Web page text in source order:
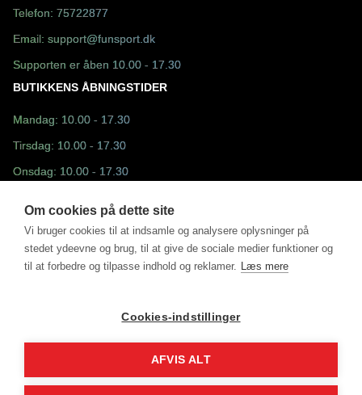
Telefon: 75722877
Email: support@funsport.dk
Supporten er åben 10.00 - 17.30
BUTIKKENS ÅBNINGSTIDER
Mandag: 10.00 - 17.30
Tirsdag: 10.00 - 17.30
Onsdag: 10.00 - 17.30
Fredag: 10.30 - 17.30
Lørdag: 10.00 - 13.00
©2025 - Fun Sport ApS drevet af MM Sports Trading ApS
Om cookies på dette site
Vi bruger cookies til at indsamle og analysere oplysninger på
stedet ydeevne og brug, til at give de sociale medier funktioner og
til at forbedre og tilpasse indhold og reklamer. Læs mere
Cookies-indstillinger
AFVIS ALT